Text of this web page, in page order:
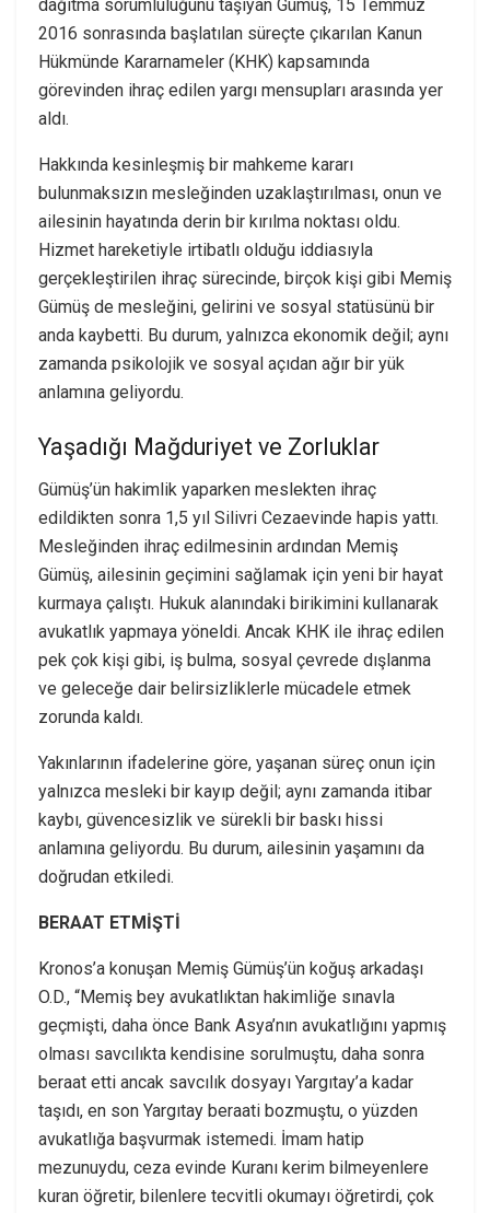
dağıtma sorumluluğunu taşıyan Gümüş, 15 Temmuz
2016 sonrasında başlatılan süreçte çıkarılan Kanun
Hükmünde Kararnameler (KHK) kapsamında
görevinden ihraç edilen yargı mensupları arasında yer
aldı.
Hakkında kesinleşmiş bir mahkeme kararı
bulunmaksızın mesleğinden uzaklaştırılması, onun ve
ailesinin hayatında derin bir kırılma noktası oldu.
Hizmet hareketiyle irtibatlı olduğu iddiasıyla
gerçekleştirilen ihraç sürecinde, birçok kişi gibi Memiş
Gümüş de mesleğini, gelirini ve sosyal statüsünü bir
anda kaybetti. Bu durum, yalnızca ekonomik değil; aynı
zamanda psikolojik ve sosyal açıdan ağır bir yük
anlamına geliyordu.
Yaşadığı Mağduriyet ve Zorluklar
Gümüş’ün hakimlik yaparken meslekten ihraç
edildikten sonra 1,5 yıl Silivri Cezaevinde hapis yattı.
Mesleğinden ihraç edilmesinin ardından Memiş
Gümüş, ailesinin geçimini sağlamak için yeni bir hayat
kurmaya çalıştı. Hukuk alanındaki birikimini kullanarak
avukatlık yapmaya yöneldi. Ancak KHK ile ihraç edilen
pek çok kişi gibi, iş bulma, sosyal çevrede dışlanma
ve geleceğe dair belirsizliklerle mücadele etmek
zorunda kaldı.
Yakınlarının ifadelerine göre, yaşanan süreç onun için
yalnızca mesleki bir kayıp değil; aynı zamanda itibar
kaybı, güvencesizlik ve sürekli bir baskı hissi
anlamına geliyordu. Bu durum, ailesinin yaşamını da
doğrudan etkiledi.
BERAAT ETMİŞTİ
Kronos’a konuşan Memiş Gümüş’ün koğuş arkadaşı
O.D., “Memiş bey avukatlıktan hakimliğe sınavla
geçmişti, daha önce Bank Asya’nın avukatlığını yapmış
olması savcılıkta kendisine sorulmuştu, daha sonra
beraat etti ancak savcılık dosyayı Yargıtay’a kadar
taşıdı, en son Yargıtay beraati bozmuştu, o yüzden
avukatlığa başvurmak istemedi. İmam hatip
mezunuydu, ceza evinde Kuranı kerim bilmeyenlere
kuran öğretir, bilenlere tecvitli okumayı öğretirdi, çok